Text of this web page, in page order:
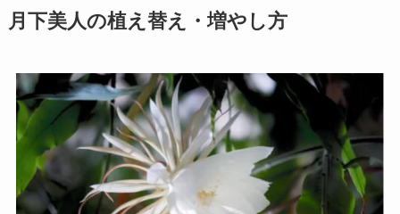
月下美人の植え替え・増やし方